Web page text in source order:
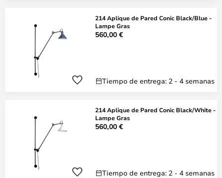
214 Aplique de Pared Conic Black/Blue -
Lampe Gras
560,00 €
Tiempo de entrega: 2 - 4 semanas
214 Aplique de Pared Conic Black/White -
Lampe Gras
560,00 €
Tiempo de entrega: 2 - 4 semanas